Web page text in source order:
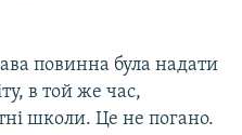
повинна була надати
в той же час,
школи. Це не погано.